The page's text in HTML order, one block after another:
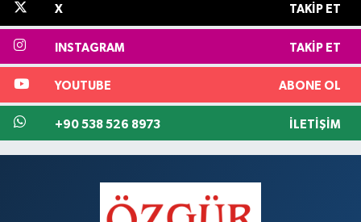
X TAKIP ET
INSTAGRAM TAKIP ET
YOUTUBE ABONE OL
+90 538 526 8973 İLETIŞIM